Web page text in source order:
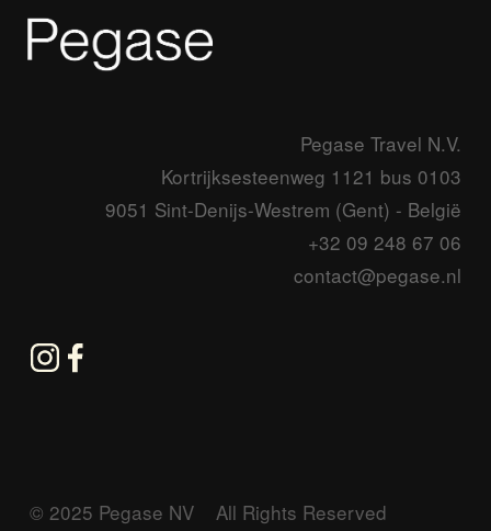
Pegase Travel N.V.
Kortrijksesteenweg 1121 bus 0103
9051 Sint-Denijs-Westrem (Gent) - België
+32 09 248 67 06
contact@pegase.nl